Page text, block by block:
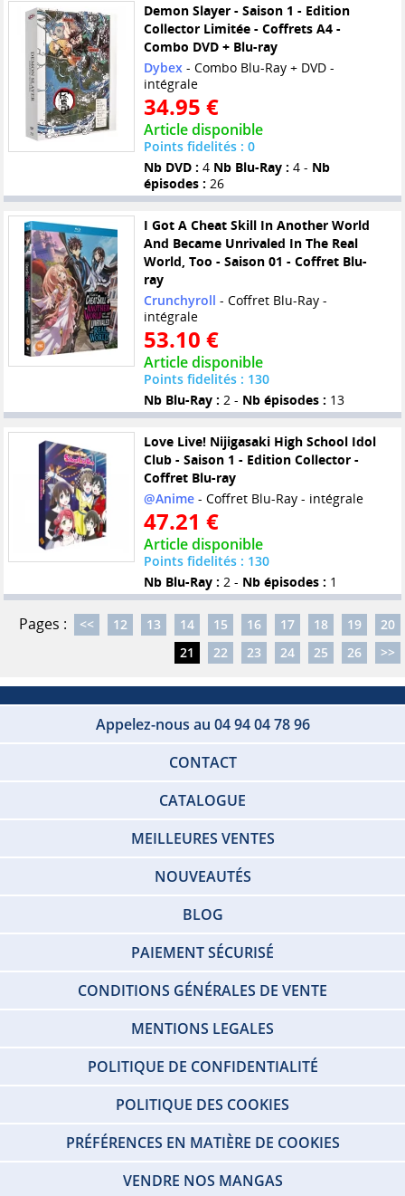
Demon Slayer - Saison 1 - Edition
Collector Limitée - Coffrets A4 -
Combo DVD + Blu-ray
Dybex - Combo Blu-Ray + DVD -
intégrale
34.95 €
Article disponible
Points fidelités : 0
Nb DVD : 4 Nb Blu-Ray : 4 - Nb
épisodes : 26
I Got A Cheat Skill In Another World
And Became Unrivaled In The Real
World, Too - Saison 01 - Coffret Blu-
ray
Crunchyroll - Coffret Blu-Ray -
intégrale
53.10 €
Article disponible
Points fidelités : 130
Nb Blu-Ray : 2 - Nb épisodes : 13
Love Live! Nijigasaki High School Idol
Club - Saison 1 - Edition Collector -
Coffret Blu-ray
@Anime- Coffret Blu-Ray - intégrale
47.21 €
Article disponible
Points fidelités : 130
Nb Blu-Ray : 2 - Nb épisodes : 1
Pages : << 12 13 14 15 16 17 18 19
20
21
22 23 24 25 26 >>
Appelez-nous au 04 94 04 78 96
CONTACT
CATALOGUE
MEILLEURES VENTES
NOUVEAUTÉS
BLOG
PAIEMENT SÉCURISÉ
CONDITIONS GÉNÉRALES DE VENTE
MENTIONS LEGALES
POLITIQUE DE CONFIDENTIALITÉ
POLITIQUE DES COOKIES
PRÉFÉRENCES EN MATIÈRE DE COOKIES
VENDRE NOS MANGAS